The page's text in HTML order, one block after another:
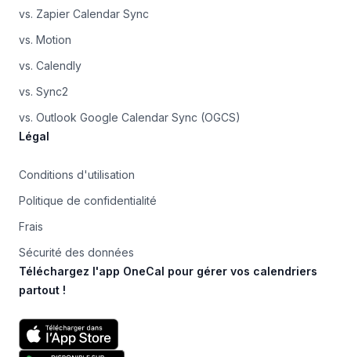
vs. Zapier Calendar Sync
vs. Motion
vs. Calendly
vs. Sync2
vs. Outlook Google Calendar Sync (OGCS)
Légal
Conditions d'utilisation
Politique de confidentialité
Frais
Sécurité des données
Téléchargez l'app OneCal pour gérer vos calendriers
partout !